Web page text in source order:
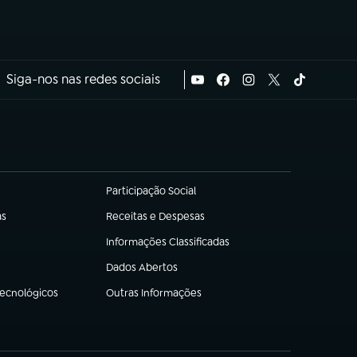
Siga-nos nas redes sociais
Participação Social
(abre em nova aba)
Receitas e Despesas
(abre em nova aba)
Informações Classificadas
(abre em nova aba)
Dados Abertos
(abre em nova aba)
Outras Informações
(abre em nova aba)